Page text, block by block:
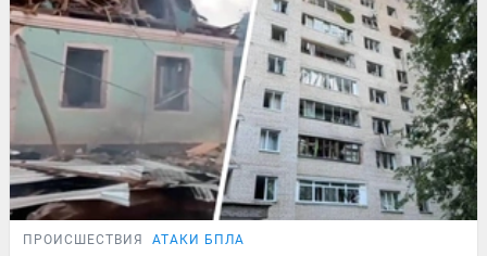
ПРОИСШЕСТВИЯ АТАКИ БПЛА